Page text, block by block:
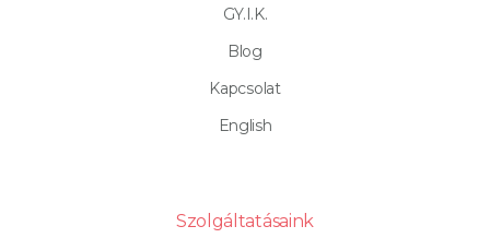
GY.I.K.
Blog
Kapcsolat
English
Szolgáltatásaink